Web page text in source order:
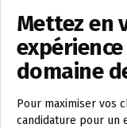
Mettez en
domaine
Pour maximiser vos
candidature pour un